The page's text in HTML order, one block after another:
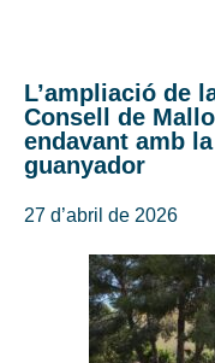
L’ampliació de
Consell de
endavant amb
guanyador
27 d’abril de 2026